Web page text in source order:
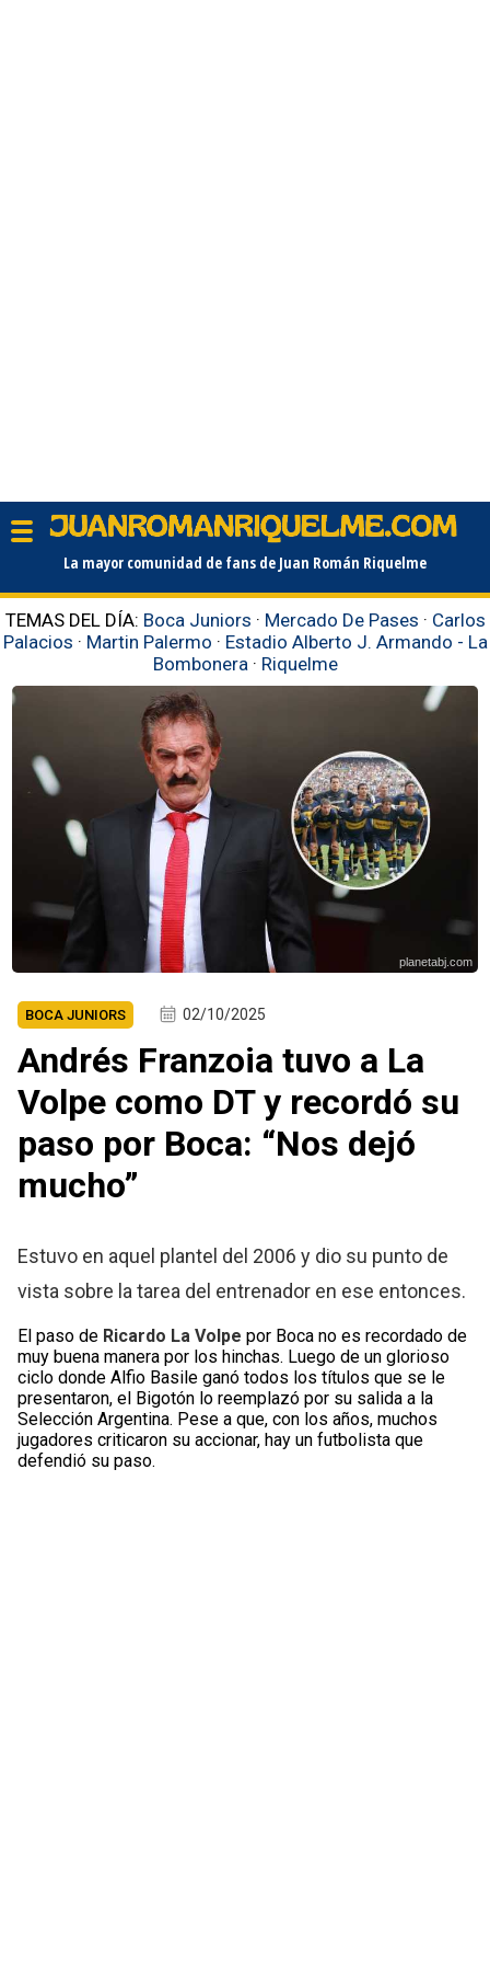
La mayor comunidad de fans de Juan Román Riquelme
TEMAS DEL DÍA: Boca Juniors · Mercado De Pases · Carlos
Palacios · Martin Palermo · Estadio Alberto J. Armando - La
Bombonera · Riquelme
planetabj.com
BOCA JUNIORS 02/10/2025
Andrés Franzoia tuvo a La
Volpe como DT y recordó su
paso por Boca: “Nos dejó
mucho”
Estuvo en aquel plantel del 2006 y dio su punto de
vista sobre la tarea del entrenador en ese entonces.
El paso de Ricardo La Volpe por Boca no es recordado de
muy buena manera por los hinchas. Luego de un glorioso
ciclo donde Alfio Basile ganó todos los títulos que se le
presentaron, el Bigotón lo reemplazó por su salida a la
Selección Argentina. Pese a que, con los años, muchos
jugadores criticaron su accionar, hay un futbolista que
defendió su paso.